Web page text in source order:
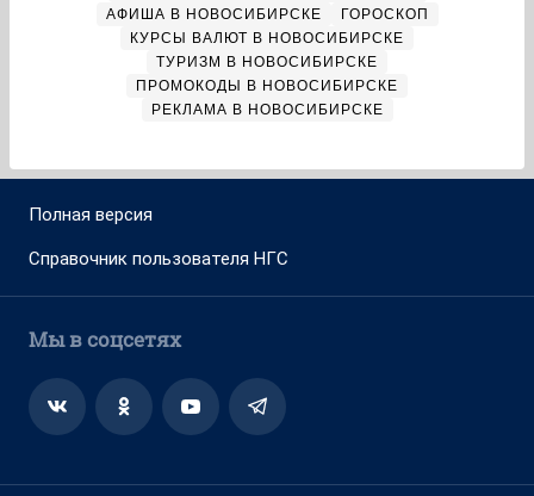
АФИША В НОВОСИБИРСКЕ
ГОРОСКОП
КУРСЫ ВАЛЮТ В НОВОСИБИРСКЕ
ТУРИЗМ В НОВОСИБИРСКЕ
ПРОМОКОДЫ В НОВОСИБИРСКЕ
РЕКЛАМА В НОВОСИБИРСКЕ
Полная версия
Справочник пользователя НГС
Мы в соцсетях